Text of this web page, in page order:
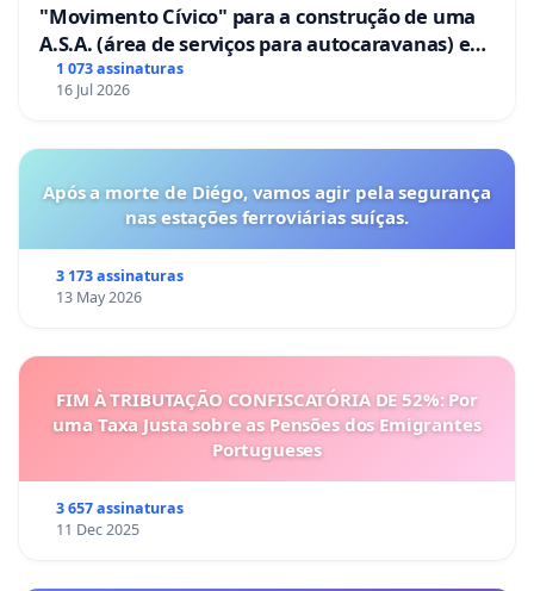
"Movimento Cívico" para a construção de uma
A.S.A. (área de serviços para autocaravanas) em
Coimbra
1 073 assinaturas
16 Jul 2026
Após a morte de Diégo, vamos agir pela segurança
nas estações ferroviárias suíças.
3 173 assinaturas
13 May 2026
FIM À TRIBUTAÇÃO CONFISCATÓRIA DE 52%: Por
uma Taxa Justa sobre as Pensões dos Emigrantes
Portugueses
3 657 assinaturas
11 Dec 2025